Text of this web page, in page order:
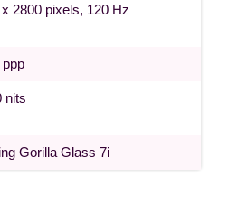
2800 pixels, 120 Hz
nits
Gorilla Glass 7i